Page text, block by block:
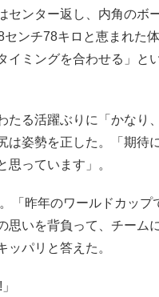
センター返し、内角のボ
センチ78キロと恵まれた
イミングを合わせる」と
る活躍ぶりに「かなり
は姿勢を正した。「期待
思っています」。
「昨年のワールドカップ
思いを背負って、チーム
ッパリと答えた。